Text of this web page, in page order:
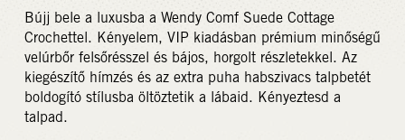
Bújj bele a luxusba a Wendy Comf Suede Cottage
Crochettel. Kényelem, VIP kiadásban prémium minőségű
velúrbőr felsőrésszel és bájos, horgolt részletekkel. Az
kiegészítő hímzés és az extra puha habszivacs talpbetét
boldogító stílusba öltöztetik a lábaid. Kényeztesd a
talpad.